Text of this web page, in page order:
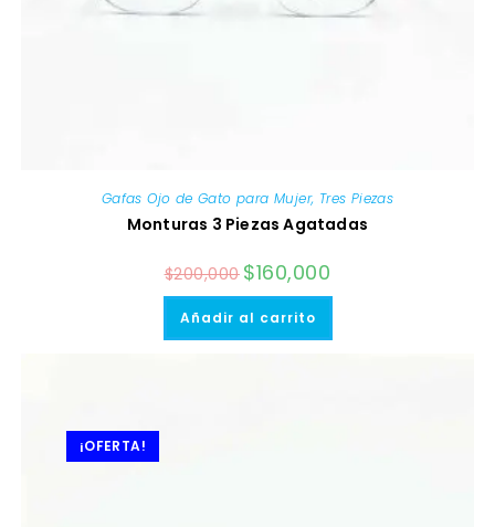
Gafas Ojo de Gato para Mujer, Tres Piezas
Monturas 3 Piezas Agatadas
$200,000 El
precio
original
era:
$160,000
actual
Añadir al carrito
¡OFERTA!